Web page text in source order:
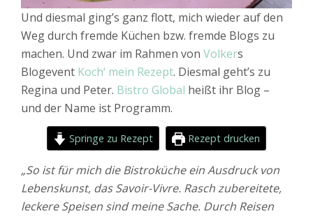
Und diesmal ging’s ganz flott, mich wieder auf den
Weg durch fremde Küchen bzw. fremde Blogs zu
machen. Und zwar im Rahmen von Volkers
Blogevent Koch‘ mein Rezept. Diesmal geht’s zu
Regina und Peter. Bistro Global heißt ihr Blog –
und der Name ist Programm.
Springe zu Rezept Rezept drucken
„So ist für mich die Bistroküche ein Ausdruck von
Lebenskunst, das Savoir-Vivre. Rasch zubereitete,
leckere Speisen sind meine Sache. Durch Reisen